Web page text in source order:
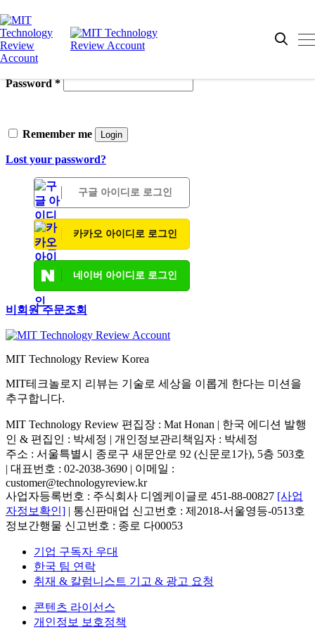
로그인
Username or email
Password*
Remember me Login
Lost your password?
구글 아이디로 로그인
카카오 아이디로 로그인
네이버 아이디로 로그인
비회원 주문조회
MIT Technology Review Korea
MIT테크놀로지 리뷰는 기술로 세상을 이롭게 한다는 미션을
추구합니다.
MIT Technology Review 편집장 : Mat Honan | 한국 에디션 발행
인 & 편집인 : 박세정 | 개인정보관리책임자 : 박세정
주소 : 서울특별시 종로구 새문안로 92 (신문로1가), 5층 503호
| 대표번호 : 02-2038-3690 | 이메일 :
customer@technologyreview.kr
사업자등록번호 : 주식회사 디엠케이글로 451-88-00827 [사업
자정보확인] | 통신판매업 신고번호 : 제2018-서울영등-0513호
정보간행물 신고번호 : 종로 다00053
기업 구독자 우대
한국 팀 연락
취재 & 칼럼니스트 기고 & 광고 요청
콘텐츠 라이선스
개인정보 보호정책